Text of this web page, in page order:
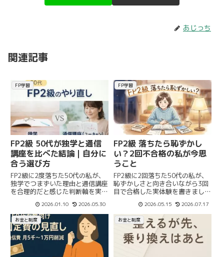
あじっち
関連記事
FP学習
FP2級 50代が独学と通信
講座を比べた結論｜自分に
合う選び方
FP2級に2度落ちた50代の私が、
独学でつまずいた理由と通信講座
を合理的だと感じた判断軸を実体
人向け。
2026.01.10 2026.05.30
FP学習
FP2級 落ちたら恥ずかし
い？2回不合格の私が今思
うこと
FP2級に2回落ちた50代の私が、
恥ずかしさと向き合いながら3回
目で合格した実体験を書きまし
の意味を感じている方に読んでほ
しい記事です。
2026.05.15 2026.07.17
お金と制度 お金と制度